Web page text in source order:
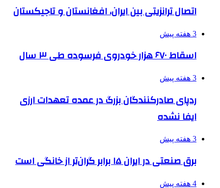
اتصال ترانزیتی بین ایران، افغانستان و تاجیکستان
3 هفته پیش
اسقاط ۶۷۰ هزار خودروی فرسوده طی ۳ سال
3 هفته پیش
ردپای صادرکنندگان بزرگ در عمده تعهدات ارزی
ایفا نشده
3 هفته پیش
برق صنعتی در ایران ۱۵ برابر گران‌تر از خانگی است
4 هفته پیش